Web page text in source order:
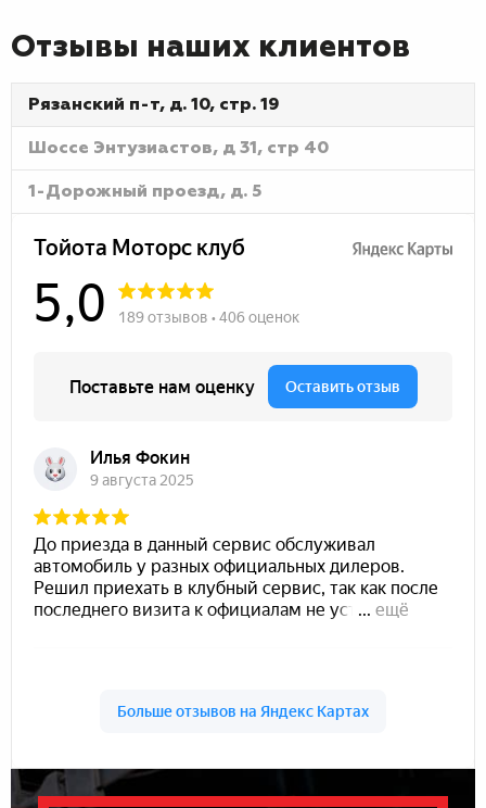
Отзывы наших клиентов
Рязанский п-т, д. 10, стр. 19
Шоссе Энтузиастов, д 31, стр 40
1-Дорожный проезд, д. 5